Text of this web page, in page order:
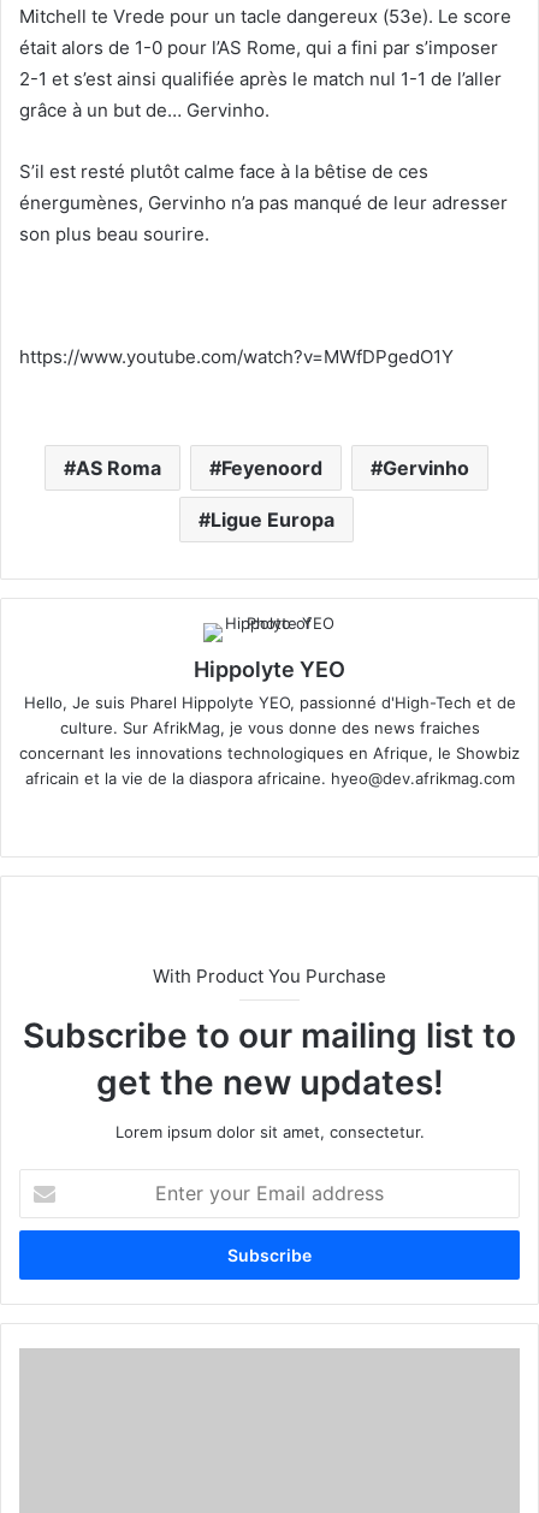
Mitchell te Vrede pour un tacle dangereux (53e). Le score
était alors de 1-0 pour l’AS Rome, qui a fini par s’imposer
2-1 et s’est ainsi qualifiée après le match nul 1-1 de l’aller
grâce à un but de… Gervinho.
S’il est resté plutôt calme face à la bêtise de ces
énergumènes, Gervinho n’a pas manqué de leur adresser
son plus beau sourire.
https://www.youtube.com/watch?v=MWfDPgedO1Y
AS Roma Feyenoord Gervinho
Ligue Europa
Hippolyte YEO
Hello, Je suis Pharel Hippolyte YEO, passionné d'High-Tech et de
culture. Sur AfrikMag, je vous donne des news fraiches
concernant les innovations technologiques en Afrique, le Showbiz
africain et la vie de la diaspora africaine. hyeo@dev.afrikmag.com
te
With Product You Purchase
Subscribe to our mailing list to
get the new updates!
Lorem ipsum dolor sit amet, consectetur.
t
r
y